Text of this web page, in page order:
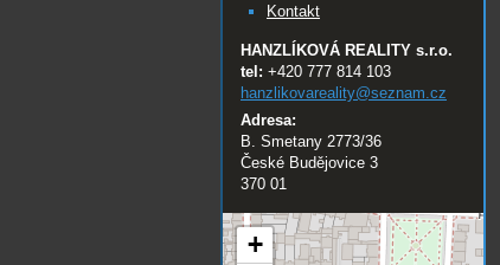
Kontakt
HANZLÍKOVÁ REALITY s.r.o.
tel: +420 777 814 103
hanzlikovareality@seznam.cz
Adresa:
B. Smetany 2773/36
České Budějovice 3
370 01
+